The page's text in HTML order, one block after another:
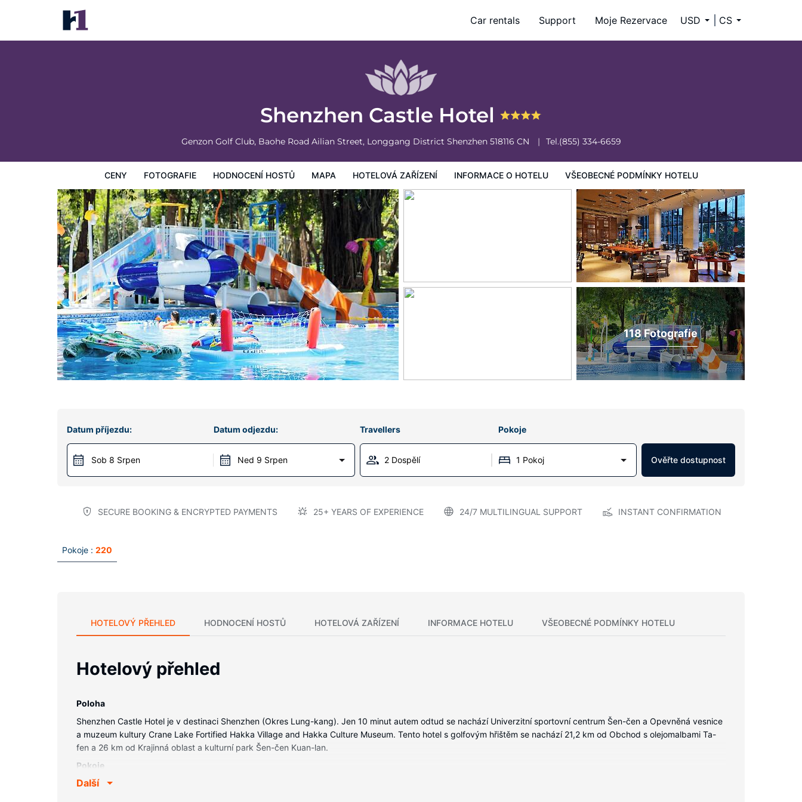
Car rentals Support Moje Rezervace USD CS
Shenzhen Castle Hotel
Genzon Golf Club, Baohe Road Ailian Street, Longgang District Shenzhen 518116 CN Tel.(855) 334-6659
CENY FOTOGRAFIE HODNOCENÍ HOSTŮ MAPA HOTELOVÁ ZAŘÍZENÍ INFORMACE O HOTELU VŠEOBECNÉ PODMÍNKY HOTELU
Shenzhen Castle Hotel
Ceny Fotografie Všeobecné podmínky hotelu
118 Fotografie
Datum příjezdu:
Sob 8 Srpen
Datum odjezdu:
Ned 9 Srpen
Travellers Pokoje
2 Dospělí 1 Pokoj Ověřte dostupnost
SECURE BOOKING & ENCRYPTED PAYMENTS 25+ YEARS OF EXPERIENCE 24/7 MULTILINGUAL SUPPORT INSTANT CONFIRMATION
Pokoje : 220
HOTELOVÝ PŘEHLED HODNOCENÍ HOSTŮ HOTELOVÁ ZAŘÍZENÍ INFORMACE HOTELU VŠEOBECNÉ PODMÍNKY HOTELU
Hotelový přehled
Poloha
Shenzhen Castle Hotel je v destinaci Shenzhen (Okres Lung-kang). Jen 10 minut autem odtud se nachází Univerzitní sportovní centrum Šen-čen a Opevněná vesnice
a muzeum kultury Crane Lake Fortified Hakka Village and Hakka Culture Museum. Tento hotel s golfovým hřištěm se nachází 21,2 km od Obchod s olejomalbami Ta-
fen a 26 km od Krajinná oblast a kulturní park Šen-čen Kuan-lan.
Pokoje
V jednom z 220 klimatizovaných pokojů, k jejichž vybavení patří lednička a minibar, se budete cítit jako doma. Na posteli najdete prošívané přikrývky z prachového
Další